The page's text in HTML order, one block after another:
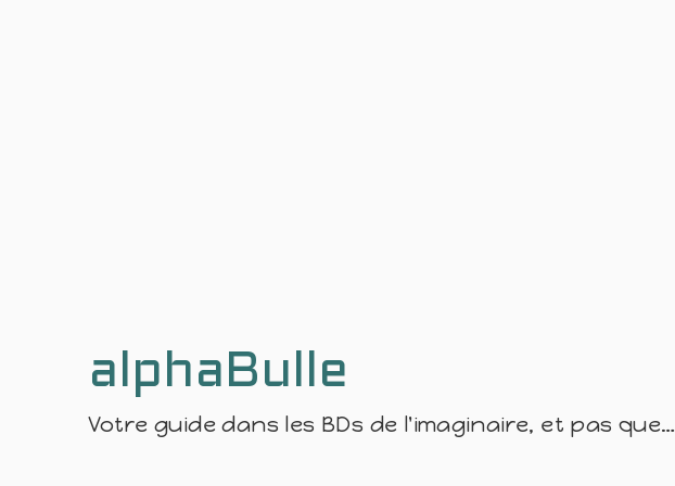
alphaBulle
Votre guide dans les BDs de l'imaginaire, et pas que…